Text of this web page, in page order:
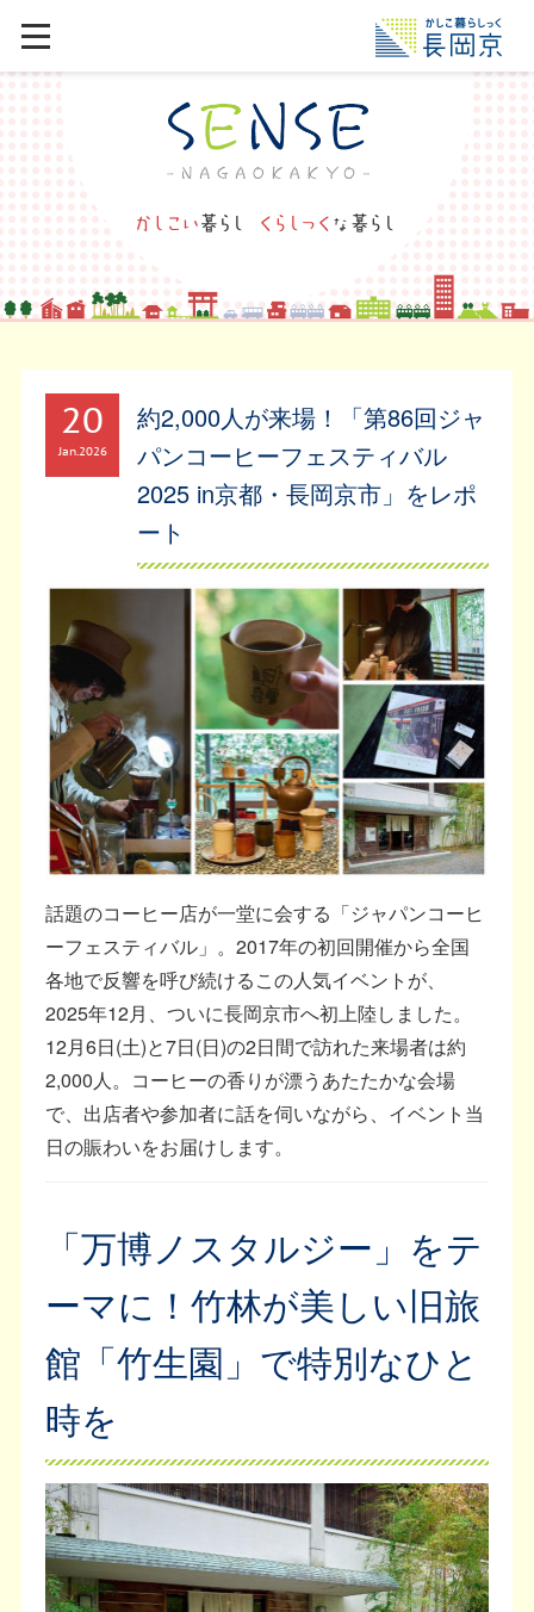
20
Jan2026
約2,000人が来場！「第86回ジャ
パンコーヒーフェスティバル
2025 in京都・長岡京市」をレポ
ート
話題のコーヒー店が一堂に会する「ジャパンコーヒ
ーフェスティバル」。2017年の初回開催から全国
各地で反響を呼び続けるこの人気イベントが、
2025年12月、ついに長岡京市へ初上陸しました。
12月6日(土)と7日(日)の2日間で訪れた来場者は約
2,000人。コーヒーの香りが漂うあたたかな会場
で、出店者や参加者に話を伺いながら、イベント当
日の賑わいをお届けします。
「万博ノスタルジー」をテ
ーマに！竹林が美しい旧旅
館「竹生園」で特別なひと
時を